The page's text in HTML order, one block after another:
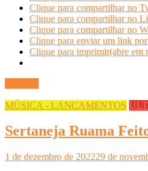
Clique para compartilhar no
Clique para compartilhar no
Clique para compartilhar no
Clique para enviar um link
Clique para imprimir(abre em
MÚSICA - LANÇAMENTOS
Sertaneja Ruama
1 de dezembro de 202229 de